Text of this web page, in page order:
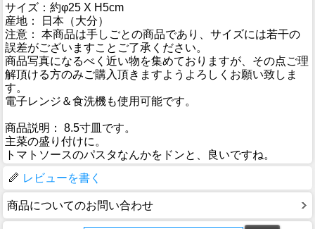
サイズ：約φ25 X H5cm
産地： 日本（大分）
注意： 本商品は手しごとの商品であり、サイズには若干の
誤差がございますことご了承ください。
商品写真になるべく近い物を集めておりますが、その点ご理
解頂ける方のみご購入頂きますようよろしくお願い致しま
す。
電子レンジ＆食洗機も使用可能です。
商品説明： 8.5寸皿です。
主菜の盛り付けに。
トマトソースのパスタなんかをドンと、良いですね。
レビューを書く
商品についてのお問い合わせ